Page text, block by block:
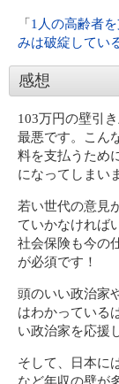
「 1人の高齢者
みは破綻してい
感想
103万円の壁引
最悪です。こん
料を支払うため
になってしまい
若い世代の意見
ていかなければ
社会保険も今の
が必須です！
頭のいい政治家
はわかっている
い政治家を応援
そして、日本に